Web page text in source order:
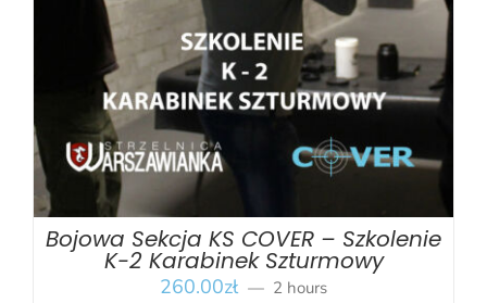
BOOK SZCZEGÓŁY
Bojowa Sekcja KS COVER – Szkolenie
K-2 Karabinek Szturmowy
260.00zł 2 hours